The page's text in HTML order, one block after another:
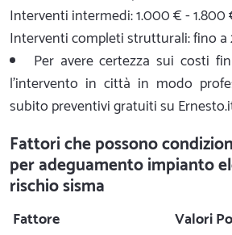
Interventi intermedi: 1.000 € - 1.800
Interventi completi strutturali: fino a
Per avere certezza sui costi
l'intervento in città in modo
subito preventivi gratuiti su
Fattori che possono
per adeguamento impianto
rischio sisma
Fattore
Valori